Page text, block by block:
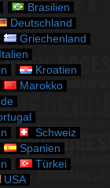
Brasilien
Deutschland
Griechenland
Italien
Kroatien
Marokko
Schweiz
Spanien
Türkei
USA